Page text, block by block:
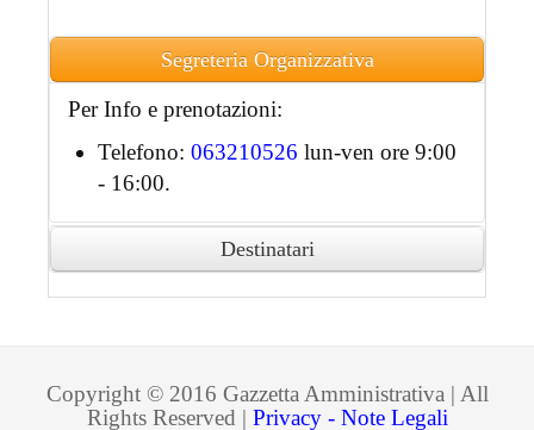
Segreteria Organizzativa
Per Info e prenotazioni:
Telefono: 063210526 lun-ven ore 9:00
- 16:00.
Destinatari
Ai partecipanti accreditati sarà rilasciato
Copyright © 2016 Gazzetta Amministrativa | All
Rights Reserved | Privacy - Note Legali